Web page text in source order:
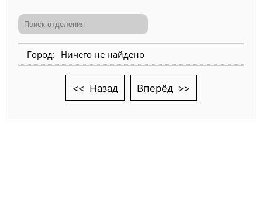
Ничего не найдено
Назад Вперёд